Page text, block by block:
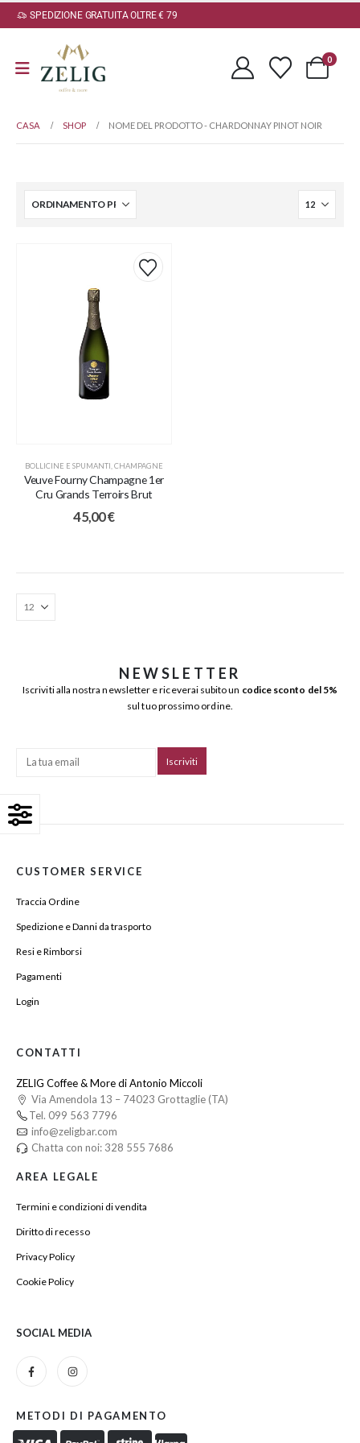
SPEDIZIONE GRATUITA OLTRE € 79
0
CASA SHOP NOME DEL PRODOTTO - CHARDONNAY PINOT NOIR
BOLLICINE E SPUMANTI CHAMPAGNE
Veuve Fourny Champagne 1er
Cru Grands Terroirs Brut
45,00€
NEWSLETTER
Iscriviti alla nostra newsletter e riceverai subito un codice sconto del 5%
sul tuo prossimo ordine.
CUSTOMER SERVICE
Traccia Ordine
Spedizione e Danni da trasporto
Resi e Rimborsi
Pagamenti
Login
CONTATTI
ZELIG Coffee & More di Antonio Miccoli
Via Amendola 13 – 74023 Grottaglie (TA)
Tel. 099 563 7796
info@zeligbar.com
Chatta con noi: 328 555 7686
AREA LEGALE
Termini e condizioni di vendita
Diritto di recesso
Privacy Policy
Cookie Policy
SOCIAL MEDIA
METODI DI PAGAMENTO